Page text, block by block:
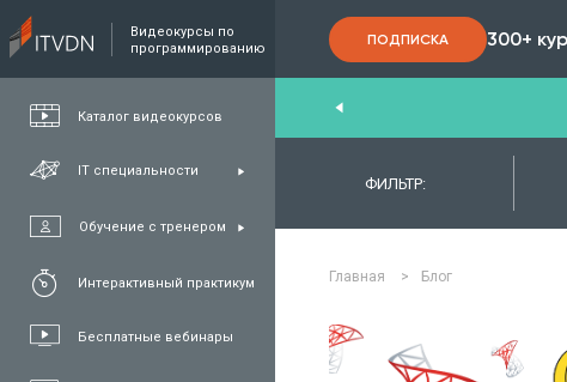
Видеокурсы по
программированию
Каталог видеокурсов
IT специальности
Обучение с тренером
Интерактивный практикум
Бесплатные вебинары
ПОДПИСКА 300+
,FullStack
ФИЛЬТР:
Главная > Блог